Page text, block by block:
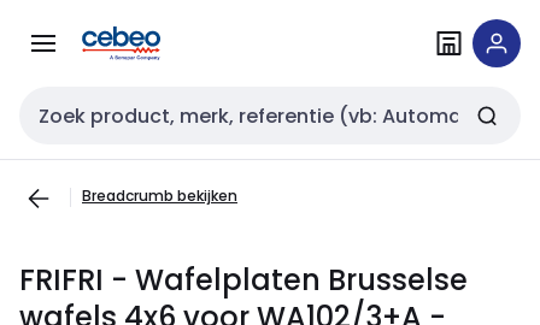
naar
naar
Zoekveld invoer
Breadcrumb bekijken
FRIFRI - Wafelplaten Brusselse